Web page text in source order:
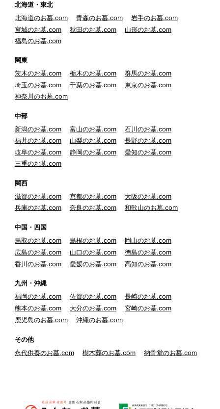
北海道・東北
北海道のお墓.com
青森のお墓.com
岩手のお墓.com
宮城のお墓.com
秋田のお墓.com
山形のお墓.com
福島のお墓.com
関東
茨木のお墓.com
栃木のお墓.com
群馬のお墓.com
埼玉のお墓.com
千葉のお墓.com
東京のお墓.com
神奈川のお墓.com
中部
新潟のお墓.com
富山のお墓.com
石川のお墓.com
福井のお墓.com
山梨のお墓.com
長野のお墓.com
岐阜のお墓.com
静岡のお墓.com
愛知のお墓.com
三重のお墓.com
関西
滋賀のお墓.com
京都のお墓.com
大阪のお墓.com
兵庫のお墓.com
奈良のお墓.com 和歌山のお墓.com
中国・四国
鳥取のお墓.com
島根のお墓.com
岡山のお墓.com
広島のお墓.com
山口のお墓.com
徳島のお墓.com
香川のお墓.com
愛媛のお墓.com 高知のお墓.com
九州・沖縄
福岡のお墓.com
佐賀のお墓.com
長崎のお墓.com
熊本のお墓.com
大分のお墓.com
宮崎のお墓.com
鹿児島のお墓.com
沖縄のお墓.com
その他
永代供養のお墓.com
樹木葬のお墓.com 納骨堂のお墓.com